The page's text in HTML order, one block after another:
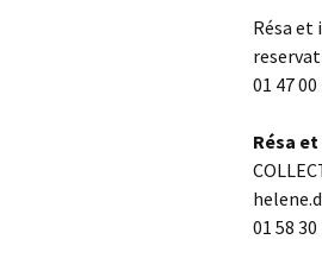
Résa et
01 47 00
Résa
01 58 30